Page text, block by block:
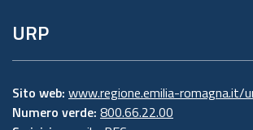
URP
Sito web: www.regione.emilia-romagna.it/
Numero verde: 800.66.22.00